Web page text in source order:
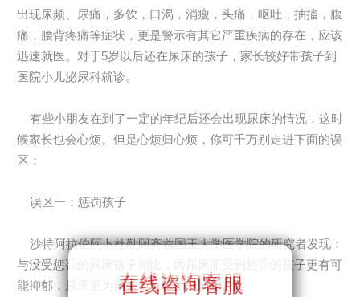
出现尿频、尿痛，多饮，口渴，消瘦，头痛，呕吐，抽搐，腹
痛，腰背疼痛等症状，更是警示有其它严重疾病的存在，应该
迅速就医。对于5岁以后还在尿床的孩子，家长较好带孩子到
医院小儿泌尿科就诊。
有些小朋友在到了一定的年纪后还会出现尿床的情况，这时
候家长也会心烦。但是心烦归心烦，你可千万别走进下面的误
区：
误区一：惩罚孩子
沙特阿拉伯阿卜杜勒阿齐兹国王大学医学院的研究者发现：
与没受惩罚的尿床孩子相比，因尿床而受到惩罚的孩子更有可
能抑郁，尿床更为频繁，总体生活质量较差。
在线咨询客服
在线咨询客服